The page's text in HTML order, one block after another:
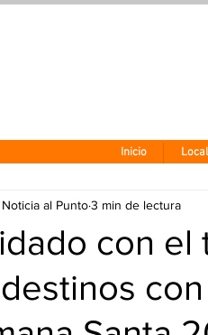
Inicio Local
con
Noticia al Punto3 min de lectura